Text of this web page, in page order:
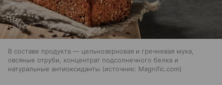
В составе продукта — цельнозерновая и гречневая мука,
овсяные отруби, концентрат подсолнечного белка и
натуральные антиоксиданты
источник: Magnific.com